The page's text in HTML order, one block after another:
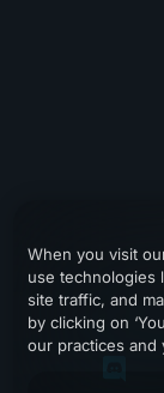
When you visit
use technologies
site traffic, and
by clicking on
our practices and